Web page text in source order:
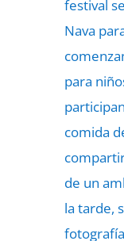
festival
Nava
para
comida
de un
la tarde,